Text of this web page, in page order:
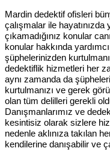
Mardin dedektif ofisleri
çalışmalar ile
çıkamadığınız konular
konular hakkında
şüphelerinizden
dedektiflik hizmetleri her
aynı zamanda da
kurtulmanızı ve gerek
olan tüm delilleri gerekli
Danışmanlarımız ve
kesintisiz olarak sizlere
nedenle aklınıza takılan
kendilerine danışabilir ve